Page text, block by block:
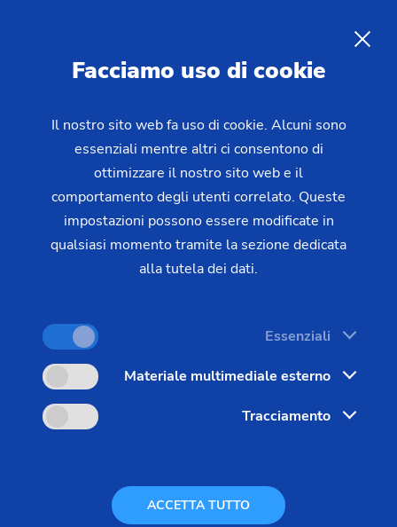
Facciamo uso di cookie
Il nostro sito web fa uso di cookie. Alcuni sono
essenziali mentre altri ci consentono di
ottimizzare il nostro sito web e il
comportamento degli utenti correlato. Queste
impostazioni possono essere modificate in
qualsiasi momento tramite la sezione dedicata
alla tutela dei dati.
Essenziali
Materiale multimediale esterno
Tracciamento
ACCETTA TUTTO